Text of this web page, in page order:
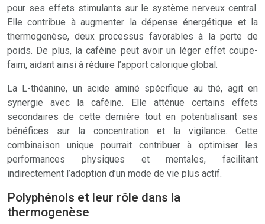
pour ses effets stimulants sur le système nerveux central.
Elle contribue à augmenter la dépense énergétique et la
thermogenèse, deux processus favorables à la perte de
poids. De plus, la caféine peut avoir un léger effet coupe-
faim, aidant ainsi à réduire l’apport calorique global.
La L-théanine, un acide aminé spécifique au thé, agit en
synergie avec la caféine. Elle atténue certains effets
secondaires de cette dernière tout en potentialisant ses
bénéfices sur la concentration et la vigilance. Cette
combinaison unique pourrait contribuer à optimiser les
performances physiques et mentales, facilitant
indirectement l’adoption d’un mode de vie plus actif.
Polyphénols et leur rôle dans la
thermogenèse